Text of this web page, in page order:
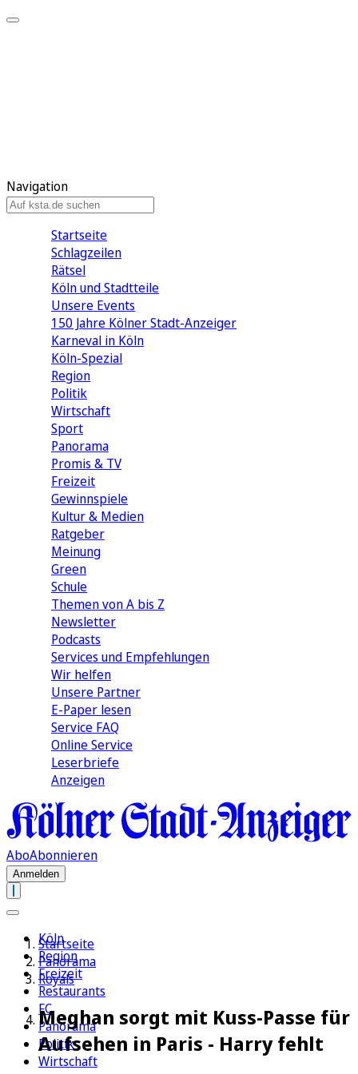
Navigation
Startseite
Schlagzeilen
Rätsel
Köln und Stadtteile
Unsere Events
150 Jahre Kölner Stadt-Anzeiger
Karneval in Köln
Köln-Spezial
Region
Politik
Wirtschaft
Sport
Panorama
Promis & TV
Freizeit
Gewinnspiele
Kultur & Medien
Ratgeber
Meinung
Green
Schule
Themen von A bis Z
Newsletter
Podcasts
Services und Empfehlungen
Wir helfen
Unsere Partner
E-Paper lesen
Service FAQ
Online Service
Leserbriefe
Anzeigen
AboAbonnieren
Anmelden
Köln
Region
Freizeit
Restaurants
FC
Panorama
Politik
Wirtschaft
Startseite
Panorama
Royals
Meghan sorgt mit Kuss-Passe für
Aufsehen in Paris - Harry fehlt